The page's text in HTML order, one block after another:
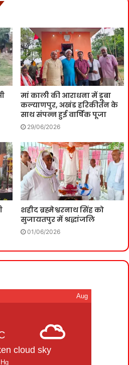
मां काली की आराधना में डूबा
कल्याणपुर, अखंड हरिकीर्तन के
साथ संपन्न हुई वार्षिक पूजा
29/06/2026
शहीद ब्रह्मेश्वरनाथ सिंह को
सुजायतपुर में श्रद्धांजलि
01/06/2026
Aug
cloud sky